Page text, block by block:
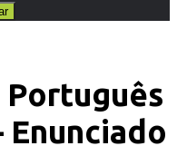
Português
Enunciado